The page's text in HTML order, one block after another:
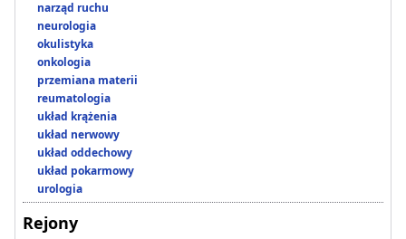
narząd ruchu
neurologia
okulistyka
onkologia
przemiana materii
reumatologia
układ krążenia
układ nerwowy
układ oddechowy
układ pokarmowy
urologia
Rejony